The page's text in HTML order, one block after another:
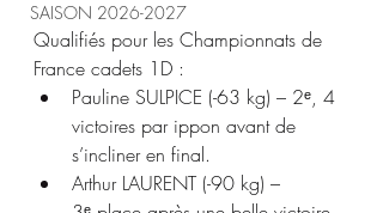
SAISON 2026-2027
Qualifiés pour les Championnats de
France cadets 1D :
Pauline SULPICE (-63 kg) – 2ᵉ, 4
victoires par ippon avant de
s’incliner en final.
Arthur LAURENT (-90 kg) –